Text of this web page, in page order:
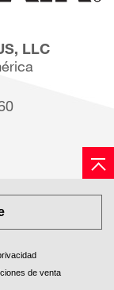
LLC
de venta